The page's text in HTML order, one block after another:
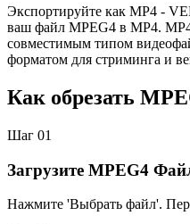
Экспортируйте как MP4 -
ваш файл MPEG4 в MP4.
совместимым типом
форматом для стриминга и
Как обрезать
Шаг 01
Загрузите MPEG4
Нажмите 'Выбрать файл'.